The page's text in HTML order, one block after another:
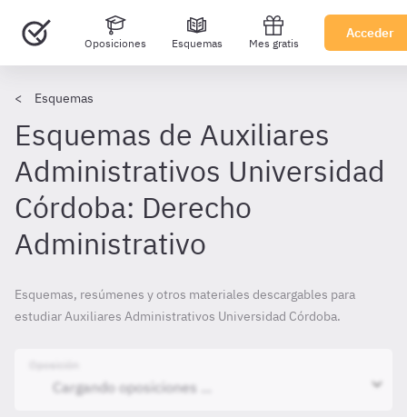
Oposiciones Esquemas Mes gratis
Acceder
Esquemas
Esquemas de Auxiliares
Administrativos Universidad
Córdoba: Derecho
Administrativo
Esquemas, resúmenes y otros materiales descargables para
estudiar Auxiliares Administrativos Universidad Córdoba.